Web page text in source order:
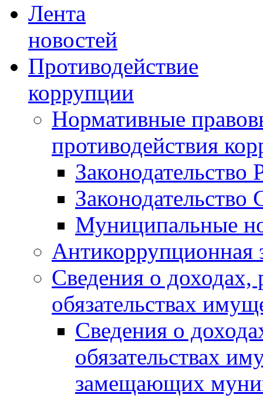
Лента
новостей
Противодействие
коррупции
Нормативные
противодействия
Законодательство
Муниципальные
Антикоррупционная
Сведения о доходах,
обязательствах
Сведения о
обязательствах
замещающих